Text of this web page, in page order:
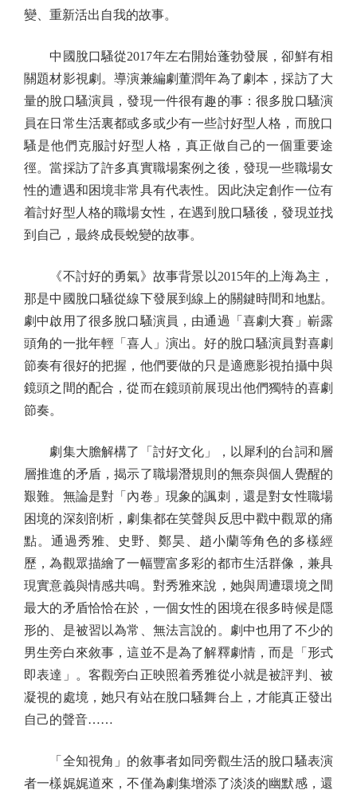
變、重新活出自我的故事。
中國脫口騷從2017年左右開始蓬勃發展，卻鮮有相
關題材影視劇。導演兼編劇董潤年為了劇本，採訪了大
量的脫口騷演員，發現一件很有趣的事：很多脫口騷演
員在日常生活裏都或多或少有一些討好型人格，而脫口
騷是他們克服討好型人格，真正做自己的一個重要途
徑。當採訪了許多真實職場案例之後，發現一些職場女
性的遭遇和困境非常具有代表性。因此決定創作一位有
着討好型人格的職場女性，在遇到脫口騷後，發現並找
到自己，最終成長蛻變的故事。
《不討好的勇氣》故事背景以2015年的上海為主，
那是中國脫口騷從線下發展到線上的關鍵時間和地點。
劇中啟用了很多脫口騷演員，由通過「喜劇大賽」嶄露
頭角的一批年輕「喜人」演出。好的脫口騷演員對喜劇
節奏有很好的把握，他們要做的只是適應影視拍攝中與
鏡頭之間的配合，從而在鏡頭前展現出他們獨特的喜劇
節奏。
劇集大膽解構了「討好文化」，以犀利的台詞和層
層推進的矛盾，揭示了職場潛規則的無奈與個人覺醒的
艱難。無論是對「內卷」現象的諷刺，還是對女性職場
困境的深刻剖析，劇集都在笑聲與反思中戳中觀眾的痛
點。通過秀雅、史野、鄭昊、趙小蘭等角色的多樣經
歷，為觀眾描繪了一幅豐富多彩的都市生活群像，兼具
現實意義與情感共鳴。對秀雅來說，她與周遭環境之間
最大的矛盾恰恰在於，一個女性的困境在很多時候是隱
形的、是被習以為常、無法言說的。劇中也用了不少的
男生旁白來敘事，這並不是為了解釋劇情，而是「形式
即表達」。客觀旁白正映照着秀雅從小就是被評判、被
凝視的處境，她只有站在脫口騷舞台上，才能真正發出
自己的聲音……
「全知視角」的敘事者如同旁觀生活的脫口騷表演
者一樣娓娓道來，不僅為劇集增添了淡淡的幽默感，還